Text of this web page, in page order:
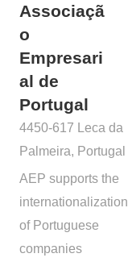
Associaçã
o
Empresari
al de
Portugal
4450-617 Leca da
Palmeira, Portugal
AEP supports the
internationalization
of Portuguese
companies